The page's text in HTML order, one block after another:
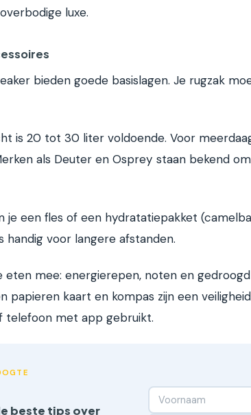
luxe.
bieden goede basislagen. Je rugzak
is 20 tot 30 liter voldoende. Voor
als Deuter en Osprey staan bekend
je een fles of een hydratatiepakket
handig voor langere afstanden.
eten mee: energierepen, noten en
papieren kaart en kompas zijn een
telefoon met app gebruikt.
beste tips over